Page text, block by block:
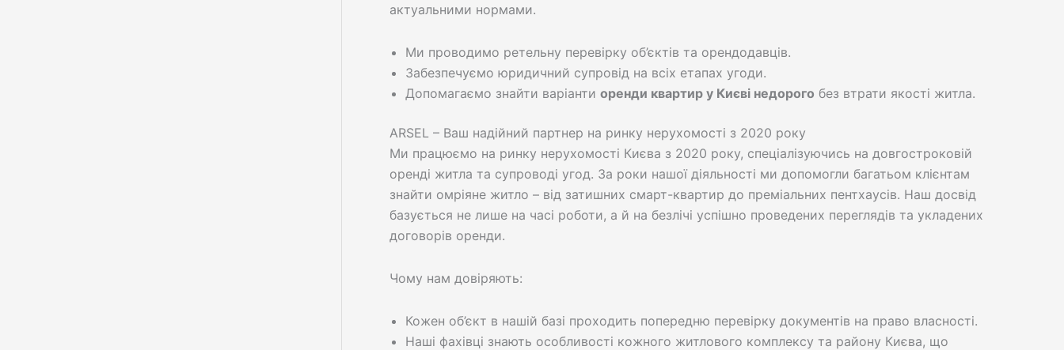
актуальними нормами.
Ми проводимо ретельну перевірку об’єктів та орендодавців.
Забезпечуємо юридичний супровід на всіх етапах угоди.
Допомагаємо знайти варіанти оренди квартир у Києві недорого без втрати якості житла.
ARSEL – Ваш надійний партнер на ринку нерухомості з 2020 року
Ми працюємо на ринку нерухомості Києва з 2020 року, спеціалізуючись на довгостроковій
оренді житла та супроводі угод. За роки нашої діяльності ми допомогли багатьом клієнтам
знайти омріяне житло – від затишних смарт-квартир до преміальних пентхаусів. Наш досвід
базується не лише на часі роботи, а й на безлічі успішно проведених переглядів та укладених
договорів оренди.
Чому нам довіряють:
Кожен об’єкт в нашій базі проходить попередню перевірку документів на право власності.
Наші фахівці знають особливості кожного житлового комплексу та району Києва, що